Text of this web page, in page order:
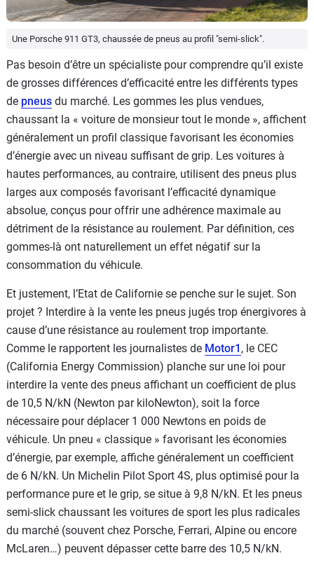
Une Porsche 911 GT3, chaussée de pneus au profil "semi-slick".
Pas besoin d’être un spécialiste pour comprendre qu’il existe
de grosses différences d’efficacité entre les différents types
de pneus du marché. Les gommes les plus vendues,
chaussant la « voiture de monsieur tout le monde », affichent
généralement un profil classique favorisant les économies
d’énergie avec un niveau suffisant de grip. Les voitures à
hautes performances, au contraire, utilisent des pneus plus
larges aux composés favorisant l’efficacité dynamique
absolue, conçus pour offrir une adhérence maximale au
détriment de la résistance au roulement. Par définition, ces
gommes-là ont naturellement un effet négatif sur la
consommation du véhicule.
Et justement, l’Etat de Californie se penche sur le sujet. Son
projet ? Interdire à la vente les pneus jugés trop énergivores à
cause d’une résistance au roulement trop importante.
Comme le rapportent les journalistes de Motor1 , le CEC
(California Energy Commission) planche sur une loi pour
interdire la vente des pneus affichant un coefficient de plus
de 10,5 N/kN (Newton par kiloNewton), soit la force
nécessaire pour déplacer 1 000 Newtons en poids de
véhicule. Un pneu « classique » favorisant les économies
d’énergie, par exemple, affiche généralement un coefficient
de 6 N/kN. Un Michelin Pilot Sport 4S, plus optimisé pour la
performance pure et le grip, se situe à 9,8 N/kN. Et les pneus
semi-slick chaussant les voitures de sport les plus radicales
du marché (souvent chez Porsche, Ferrari, Alpine ou encore
McLaren…) peuvent dépasser cette barre des 10,5 N/kN.